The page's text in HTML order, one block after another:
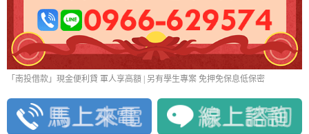
「南投借款」現金便利貸 軍人享高額 | 另有學生專案 免押免保息低保密